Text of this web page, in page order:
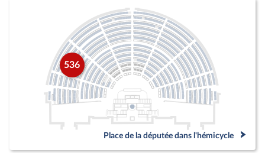
536
Place de la députée dans l'hémicycle